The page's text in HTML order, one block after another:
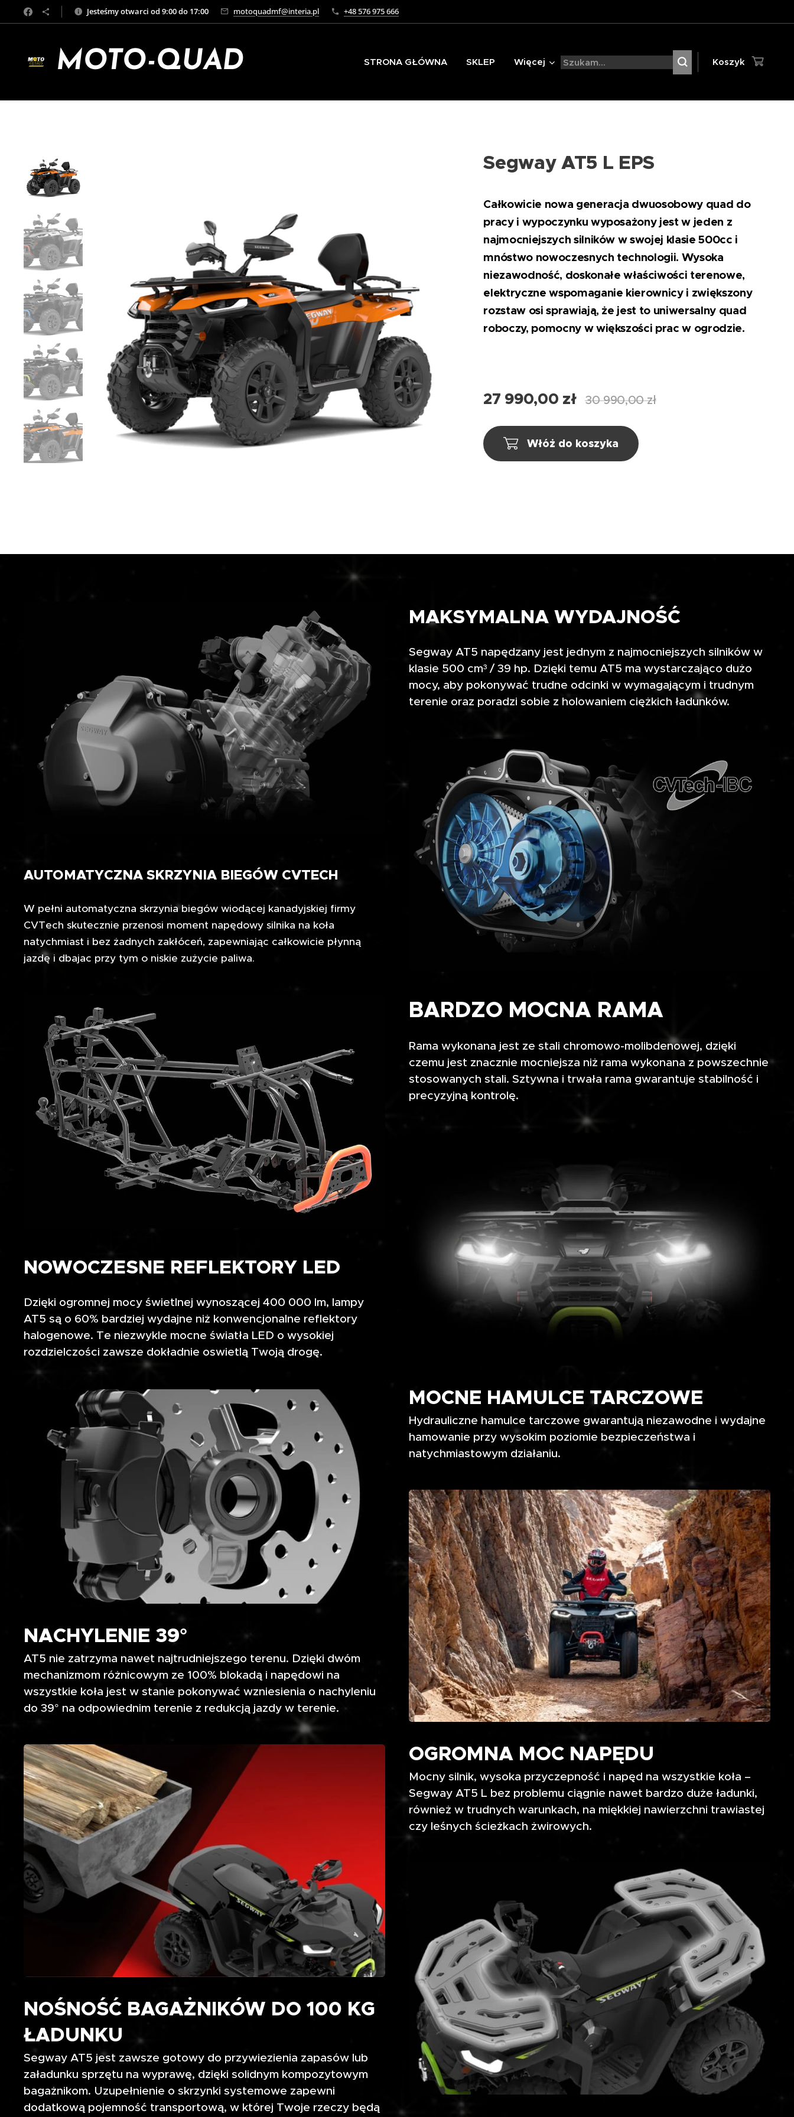
Jesteśmy otwarci od 9:00 do 17:00 motoquadmf@interia.pl +48 576 975 666
MOTO-QUAD STRONA GŁÓWNA SKLEP Więcej Koszyk
Segway AT5 L EPS
Całkowicie nowa generacja dwuosobowy quad do
pracy i wypoczynku wyposażony jest w jeden z
najmocniejszych silników w swojej klasie 500cc i
mnóstwo nowoczesnych technologii. Wysoka
niezawodność, doskonałe właściwości terenowe,
elektryczne wspomaganie kierownicy i zwiększony
rozstaw osi sprawiają, że jest to uniwersalny quad
roboczy, pomocny w większości prac w ogrodzie.
27 990,00 zł 30 990,00zł
Włóż do koszyka
AUTOMATYCZNA SKRZYNIA BIEGÓW CVTECH
W pełni automatyczna skrzynia biegów wiodącej kanadyjskiej firmy
CVTech skutecznie przenosi moment napędowy silnika na koła
natychmiast i bez żadnych zakłóceń, zapewniając całkowicie płynną
jazdę i dbajac przy tym o niskie zużycie paliwa.
NOWOCZESNE REFLEKTORY LED
Dzięki ogromnej mocy świetlnej wynoszącej 400 000 lm, lampy
AT5 są o 60% bardziej wydajne niż konwencjonalne reflektory
halogenowe. Te niezwykle mocne światła LED o wysokiej
rozdzielczości zawsze dokładnie oswietlą Twoją drogę.
NACHYLENIE 39°
AT5 nie zatrzyma nawet najtrudniejszego terenu. Dzięki dwóm
mechanizmom różnicowym ze 100% blokadą i napędowi na
wszystkie koła jest w stanie pokonywać wzniesienia o nachyleniu
do 39° na odpowiednim terenie z redukcją jazdy w terenie.
NOŚNOŚĆ BAGAŻNIKÓW DO 100 KG
ŁADUNKU
Segway AT5 jest zawsze gotowy do przywiezienia zapasów lub
załadunku sprzętu na wyprawę, dzięki solidnym kompozytowym
bagażnikom. Uzupełnienie o skrzynki systemowe zapewni
dodatkową pojemność transportową, w której Twoje rzeczy będą
MAKSYMALNA WYDAJNOŚĆ
Segway AT5 napędzany jest jednym z najmocniejszych silników w
klasie 500 cm³ / 39 hp. Dzięki temu AT5 ma wystarczająco dużo
mocy, aby pokonywać trudne odcinki w wymagającym i trudnym
terenie oraz poradzi sobie z holowaniem ciężkich ładunków.
BARDZO MOCNA RAMA
Rama wykonana jest ze stali chromowo-molibdenowej, dzięki
czemu jest znacznie mocniejsza niż rama wykonana z powszechnie
stosowanych stali. Sztywna i trwała rama gwarantuje stabilność i
precyzyjną kontrolę.
MOCNE HAMULCE TARCZOWE
Hydrauliczne hamulce tarczowe gwarantują niezawodne i wydajne
hamowanie przy wysokim poziomie bezpieczeństwa i
natychmiastowym działaniu.
OGROMNA MOC NAPĘDU
Mocny silnik, wysoka przyczepność i napęd na wszystkie koła –
Segway AT5 L bez problemu ciągnie nawet bardzo duże ładunki,
również w trudnych warunkach, na miękkiej nawierzchni trawiastej
czy leśnych ścieżkach żwirowych.